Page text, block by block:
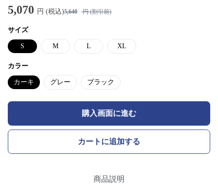
5,070 円 (税込)5,640 円 (割引前)
サイズ
S M L XL
カラー
カーキ グレー ブラック
購入画面に進む
カートに追加する
商品説明